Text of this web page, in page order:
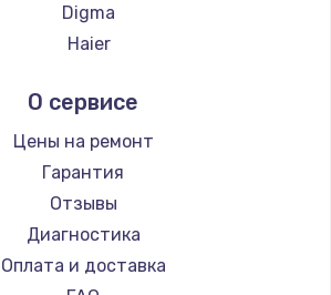
Digma
Haier
Prestigio
Microsoft
Amazon
Aquarius
Philips
Dell
О сервисе
Цены на ремонт
Гарантия
Отзывы
Диагностика
Оплата и доставка